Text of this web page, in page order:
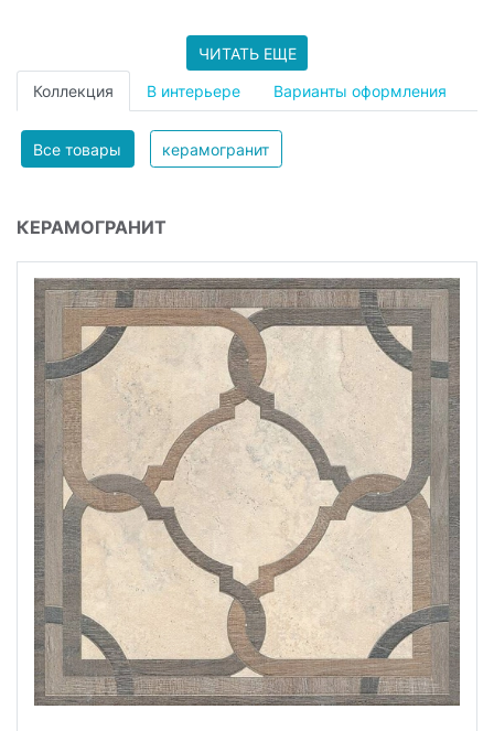
ЧИТАТЬ ЕЩЕ
Коллекция В интерьере Варианты оформления
Все товары керамогранит
КЕРАМОГРАНИТ